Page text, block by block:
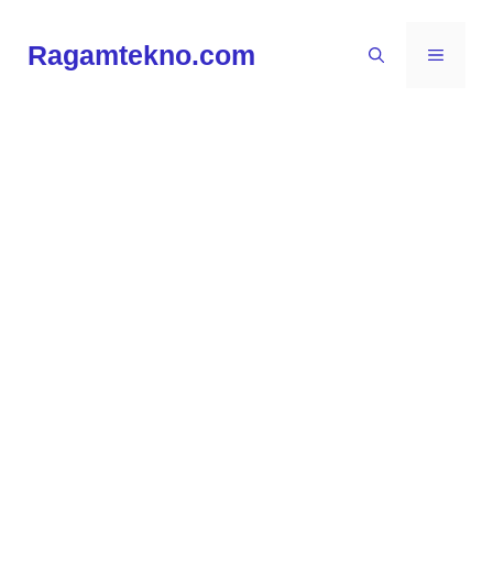
Ragamtekno.com MENU